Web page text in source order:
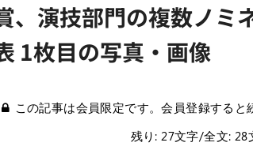
、演技部門の複数ノミ
1枚目の写真・画像
この記事は会員限定です。会員登録すると
残り: 27文字/全文: 28